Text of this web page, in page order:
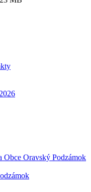
Obce Oravský Podzámok